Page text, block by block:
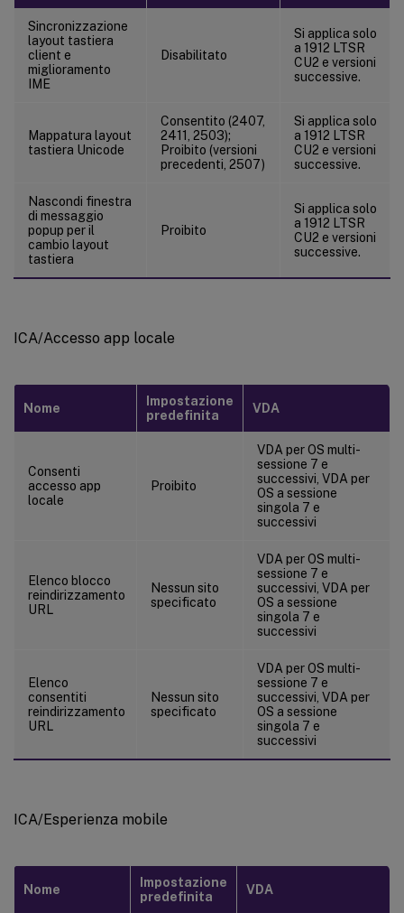
Sincronizzazione
layout tastiera
client e
miglioramento
IME
Disabilitato
Si applica solo
a 1912 LTSR
CU2 e versioni
successive.
Mappatura layout
tastiera Unicode
Consentito (2407,
2411, 2503);
Proibito (versioni
precedenti, 2507)
Si applica solo
a 1912 LTSR
CU2 e versioni
successive.
Nascondi finestra
di messaggio
popup per il
cambio layout
tastiera
Proibito
Si applica solo
a 1912 LTSR
CU2 e versioni
successive.
ICA/Accesso app locale
Nome
Impostazione
predefinita
VDA
Consenti
accesso app
locale
Proibito
VDA per OS multi-
sessione 7 e
successivi, VDA per
OS a sessione
singola 7 e
successivi
Elenco blocco
reindirizzamento
URL
Nessun sito
specificato
VDA per OS multi-
sessione 7 e
successivi, VDA per
OS a sessione
singola 7 e
successivi
Elenco
consentiti
reindirizzamento
URL
Nessun sito
specificato
VDA per OS multi-
sessione 7 e
successivi, VDA per
OS a sessione
singola 7 e
successivi
ICA/Esperienza mobile
Nome
Impostazione
predefinita
VDA